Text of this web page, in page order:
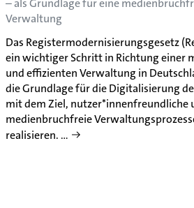
– als Grundlage für eine
Verwaltung
Das Registermodernisierungsgesetz
ein wichtiger Schritt in Richtung einer
und effizienten Verwaltung in
die Grundlage für die Digitalisierung
mit dem Ziel, nutzer*innenfreundliche
medienbruchfreie
realisieren. …